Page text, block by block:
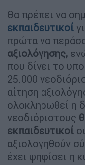
Θα πρέπει να
εκπαιδευτικοί
πρώτα να
αξιολόγησης,
που δίνει το
25.000
αίτηση
ολοκληρωθεί η
νεοδιόριστους
εκπαιδευτικοί
αξιολογηθούν
έχει ψηφίσει η